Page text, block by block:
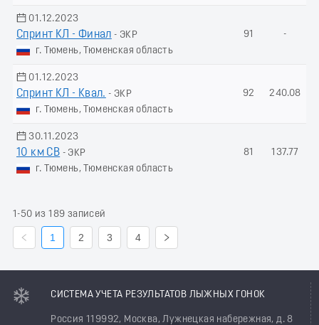
01.12.2023
Спринт КЛ - Финал - ЭКР
г. Тюмень, Тюменская область
91 -
01.12.2023
Спринт КЛ - Квал. - ЭКР
г. Тюмень, Тюменская область
92 240.08
30.11.2023
10 км СВ - ЭКР
г. Тюмень, Тюменская область
81 137.77
1-50 из 189 записей
1 2 3 4
СИСТЕМА УЧЕТА РЕЗУЛЬТАТОВ ЛЫЖНЫХ ГОНОК
Россия 119992, Москва, Лужнецкая набережная, д. 8